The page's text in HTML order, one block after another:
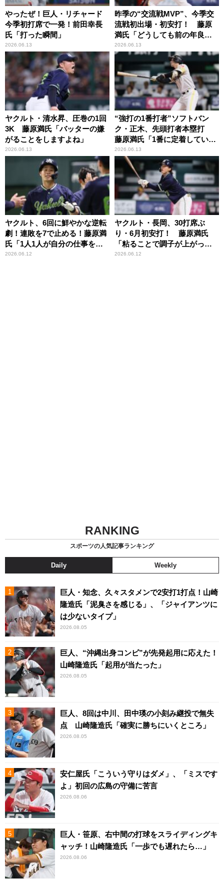
やったぜ！巨人・リチャード
今季初打席で一発！前田幸長
氏「打った瞬間」
2026.06.13
昨季の“交流戦MVP”、今季交
流戦初出場・初安打！ 藤原
満氏「どうしても前の年良か
ったりすると…」
2026.06.13
ヤクルト・清水昇、圧巻の1回
3K 藤原満氏「バッターの嫌
がることをしますよね」
2026.06.13
“強打の1番打者”ソフトバン
ク・正木、先頭打者本塁打
藤原満氏「1番に定着していい
仕事」
2026.06.13
ヤクルト、6回に鮮やかな逆転
劇！連敗を7で止める！藤原満
氏「1人1人が自分の仕事をし
ようとするでしょう」、「こ
2026.06.12
ヤクルト・長岡、30打席ぶ
り・6月初安打！ 藤原満氏
「粘ることで調子が上がって
くる」
2026.06.12
RANKING
スポーツの人気記事ランキング
Daily Weekly
巨人・知念、久々スタメンで2安打1打点！山崎
隆造氏「泥臭さを感じる」、「ジャイアンツに
は少ないタイプ」
2026.08.05
巨人、“沖縄出身コンビ”が先発起用に応えた！
山崎隆造氏「起用が当たった」
2026.08.05
巨人、8回は中川、田中瑛の小刻み継投で無失
点 山崎隆造氏「確実に勝ちにいくところ」
2026.08.05
安仁屋氏「こういう守りはダメ」、「ミスです
よ」初回の広島の守備に苦言
2026.08.06
巨人・笹原、右中間の打球をスライディングキ
ャッチ！山崎隆造氏「一歩でも遅れたら…」
2026.08.06